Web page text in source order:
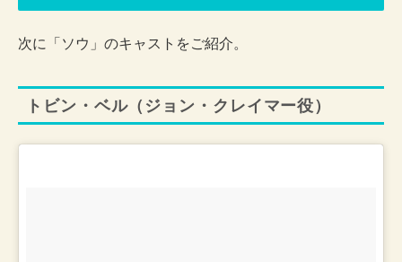
次に「ソウ」のキャストをご紹介。
トビン・ベル（ジョン・クレイマー役）